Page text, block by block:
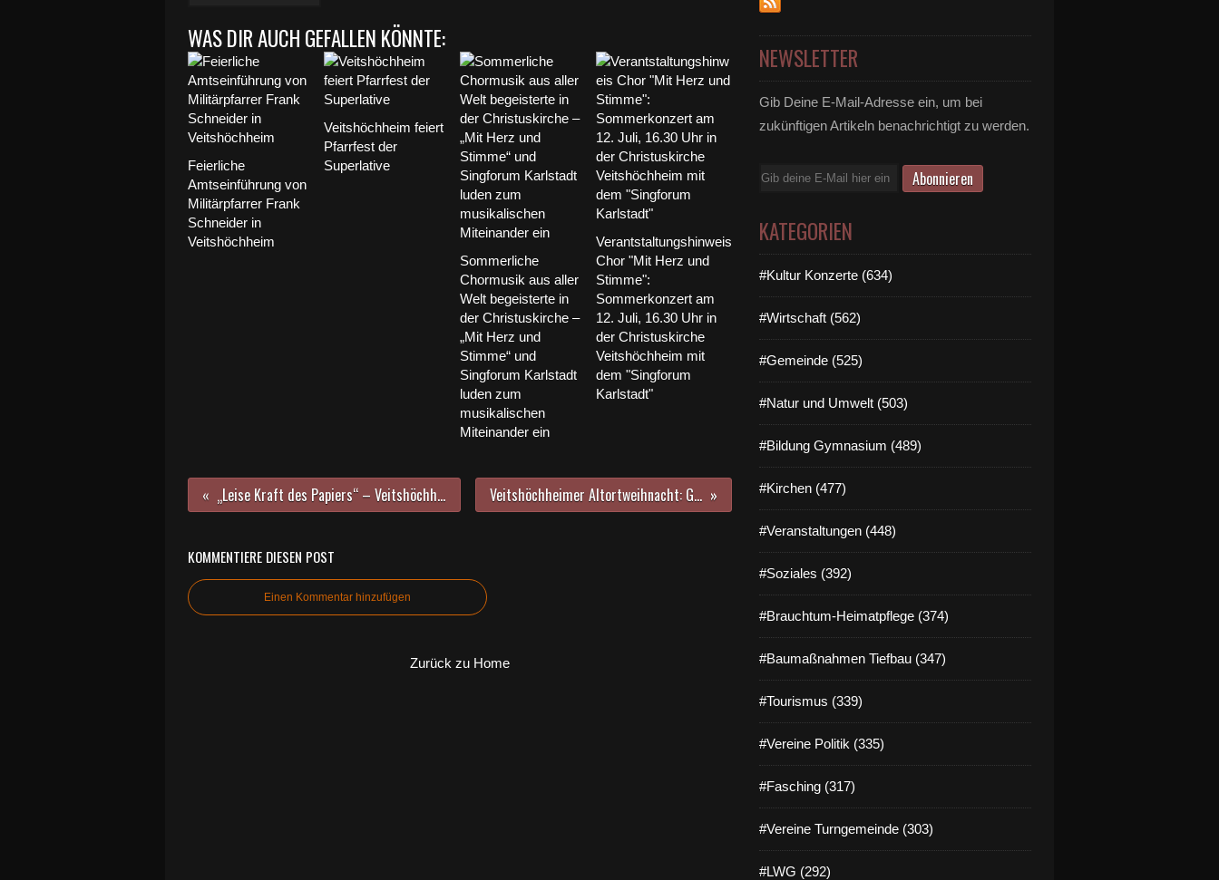
WAS DIR AUCH GEFALLEN KÖNNTE:
Feierliche
Amtseinführung von
Militärpfarrer Frank
Schneider in
Veitshöchheim
Veitshöchheim feiert
Pfarrfest der
Superlative
Sommerliche
Chormusik aus aller
Welt begeisterte in
der Christuskirche –
„Mit Herz und
Stimme“ und
Singforum Karlstadt
luden zum
musikalischen
Miteinander ein
Verantstaltungshinweis
Chor "Mit Herz und
Stimme":
Sommerkonzert am
12. Juli, 16.30 Uhr in
der Christuskirche
Veitshöchheim mit
dem "Singforum
Karlstadt"
„Leise Kraft des Papiers“ – Veitshöchheimerin Kathrin Feser eröffnet zweite Wechselausstellung im Literatur Hotel am Main Veitshöchheimer Altortweihnacht: Grüne übernehmen am 13. Dezember die Kinderbetreuung im Haus der Begegnung
KOMMENTIERE DIESEN POST
Einen Kommentar hinzufügen
Zurück zu Home
NEWSLETTER
Gib Deine E-Mail-Adresse ein, um bei
zukünftigen Artikeln benachrichtigt zu werden.
E-
KATEGORIEN
#Kultur Konzerte (634)
#Wirtschaft (562)
#Gemeinde (525)
#Natur und Umwelt (503)
#Bildung Gymnasium (489)
#Kirchen (477)
#Veranstaltungen (448)
#Soziales (392)
#Brauchtum-Heimatpflege (374)
#Baumaßnahmen Tiefbau (347)
#Tourismus (339)
#Vereine Politik (335)
#Fasching (317)
#Vereine Turngemeinde (303)
#LWG (292)